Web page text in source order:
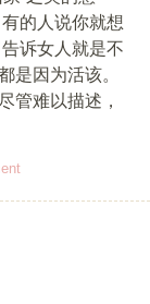
的人说你就想
诉女人就是不
是因为活该。
管难以描述，